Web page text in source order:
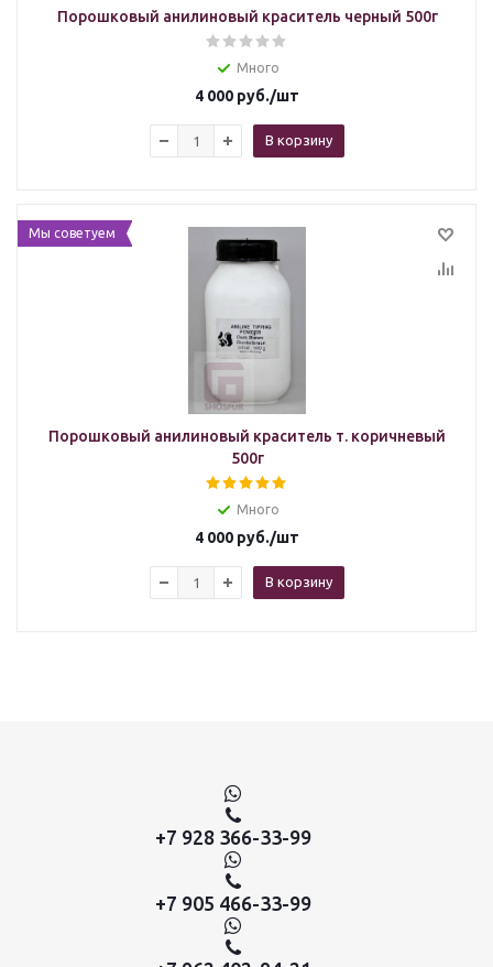
Порошковый анилиновый краситель черный 500г
Много
4 000 руб./шт
В корзину
Мы советуем
Порошковый анилиновый краситель т. коричневый
500г
Много
4 000 руб./шт
В корзину
+7 928 366-33-99
+7 905 466-33-99